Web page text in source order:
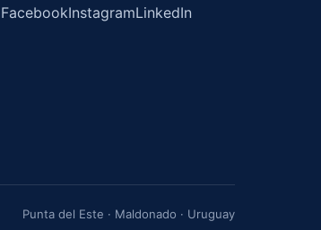
FacebookInstagramLinkedIn
Punta del Este · Maldonado · Uruguay